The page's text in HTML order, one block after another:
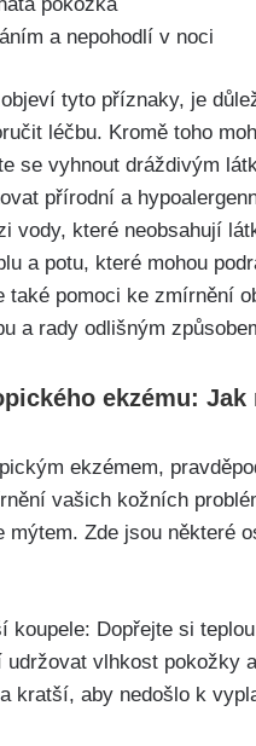
⁢a nepohodlí v⁤ noci
tyto⁣ příznaky, je
léčbu. Kromě toho
⁣se vyhnout dráždivým
přírodní a‌
vody,‌ které neobsahují
a potu,⁣ které ⁢mohou
‍také ‌pomoci ke zmírnění
a rady odlišným
ekzému:
‍ekzémem,‌
vašich ⁤kožních
mýtem. Zde jsou ‌některé⁢
koupele: Dopřejte si
udržovat ⁣vlhkost pokožky
kratší, aby nedošlo ⁤k